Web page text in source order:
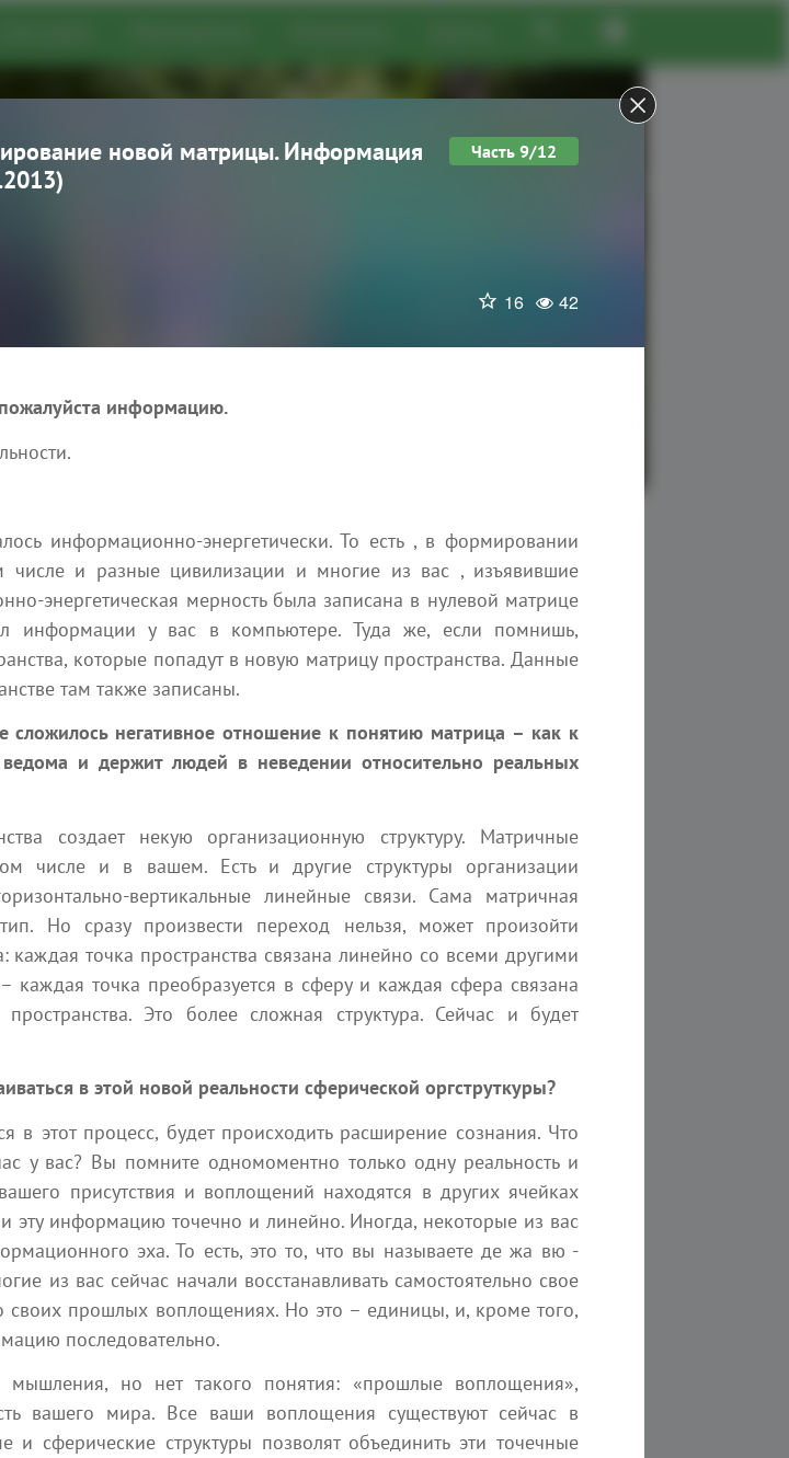
статьи
которых открывается новая реальность
и даются ответы на извечно волнующие нас вопросы: «Кто мы?», «Для чего мы здесь?»
2. Аллергия на
дезодорант
Наяна Белосвет 2 мин
2. Составители речей
Наяна Белосвет 3 мин
6 августа 2026
То, что скрыто внутри Вас, превосходит всех
мудрецов Земли
Эзотерика
Часть 9/12
новой матрицы. Информация
16 42
информацию.
информационно-энергетически. То есть , в формировании
числе и разные цивилизации и многие из вас , изъявившие
энергетическая мерность была записана в нулевой матрице
информации у вас в компьютере. Туда же, если помнишь,
которые попадут в новую матрицу пространства. Данные
там также записаны.
негативное отношение к понятию матрица – как к
и держит людей в неведении относительно реальных
создает некую организационную структуру. Матричные
числе и в вашем. Есть и другие структуры организации
вертикальные линейные связи. Сама матричная
Но сразу произвести переход нельзя, может произойти
точка пространства связана линейно со всеми другими
каждая точка преобразуется в сферу и каждая сфера связана
Это более сложная структура. Сейчас и будет
в этой новой реальности сферической оргструткуры?
в этот процесс, будет происходить расширение сознания. Что
у вас? Вы помните одномоментно только одну реальность и
присутствия и воплощений находятся в других ячейках
эту информацию точечно и линейно. Иногда, некоторые из вас
эха. То есть, это то, что вы называете де жа вю -
из вас сейчас начали восстанавливать самостоятельно свое
своих прошлых воплощениях. Но это – единицы, и, кроме того,
последовательно.
но нет такого понятия: «прошлые воплощения»,
вашего мира. Все ваши воплощения существуют сейчас в
и сферические структуры позволят объединить эти точечные